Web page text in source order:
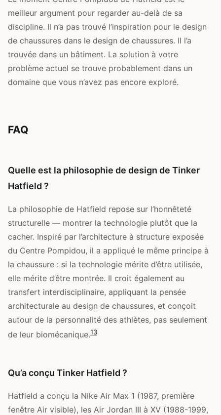
meilleur argument pour regarder au-delà de sa
discipline. Il n’a pas trouvé l’inspiration pour le design
de chaussures dans le design de chaussures. Il l’a
trouvée dans un bâtiment. La solution à votre
problème actuel se trouve probablement dans un
domaine que vous n’avez pas encore exploré.
FAQ
Quelle est la philosophie de design de Tinker
Hatfield ?
La philosophie de Hatfield repose sur l’honnêteté
structurelle — montrer la technologie plutôt que la
cacher. Inspiré par l’architecture à structure exposée
du Centre Pompidou, il a appliqué le même principe à
la chaussure : si la technologie mérite d’être utilisée,
elle mérite d’être montrée. Il croit également au
transfert interdisciplinaire, appliquant la pensée
architecturale au design de chaussures, et conçoit
autour de la personnalité des athlètes, pas seulement
de leur biomécanique.13
Qu’a conçu Tinker Hatfield ?
Hatfield a conçu la Nike Air Max 1 (1987, première
fenêtre Air visible), les Air Jordan III à XV (1988-1999,